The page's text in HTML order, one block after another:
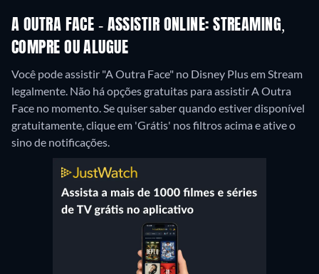
A OUTRA FACE - ASSISTIR ONLINE: STREAMING,
COMPRE OU ALUGUE
Você pode assistir "A Outra Face" no Disney Plus em Stream
legalmente. Não há opções gratuitas para assistir A Outra
Face no momento. Se quiser saber quando estiver disponível
gratuitamente, clique em 'Grátis' nos filtros acima e ative o
sino de notificações.